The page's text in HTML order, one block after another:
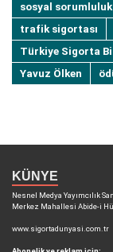
sosyal sorumluluk
trafik sigortası
Türkiye Sigorta
Yavuz Ölken
KÜNYE
Nesnel Medya Yayımcılık
Merkez Mahallesi Abide-i
www.sigortadunyasi.com.tr